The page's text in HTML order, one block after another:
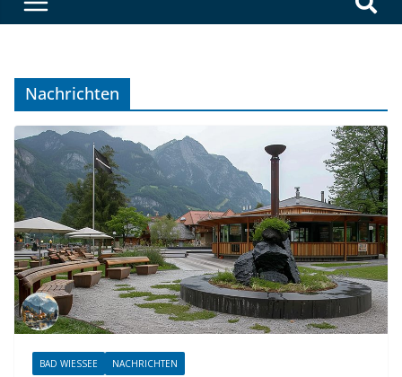
Nachrichten
BAD WIESSEE NACHRICHTEN